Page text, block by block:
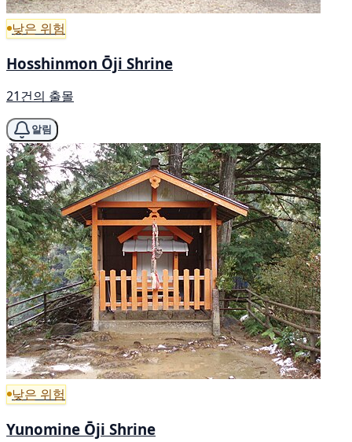
낮은 위험
Hosshinmon Ōji Shrine
21건의 출몰
알림
낮은 위험
Yunomine Ōji Shrine